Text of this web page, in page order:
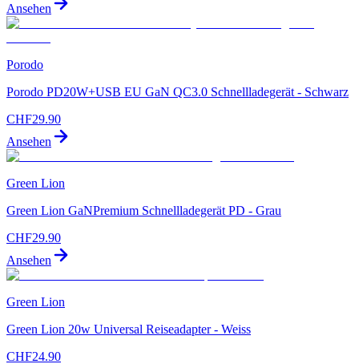
Ansehen
Porodo
Porodo PD20W+USB EU GaN QC3.0 Schnellladegerät - Schwarz
CHF29.90
Ansehen
Green Lion
Green Lion GaNPremium Schnellladegerät PD - Grau
CHF29.90
Ansehen
Green Lion
Green Lion 20w Universal Reiseadapter - Weiss
CHF24.90